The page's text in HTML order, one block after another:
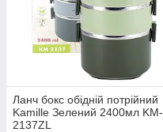
Ланч бокс обідній потрійний
Kamille Зелений 2400мл KM-
2137ZL